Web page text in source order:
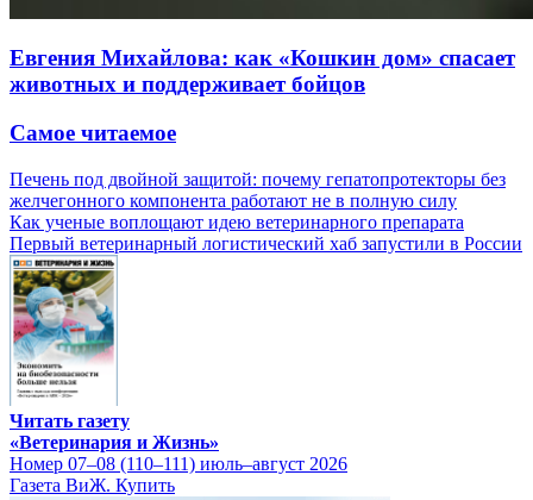
Евгения Михайлова: как «Кошкин дом» спасает
животных и поддерживает бойцов
Самое читаемое
Печень под двойной защитой: почему гепатопротекторы без
желчегонного компонента работают не в полную силу
Как ученые воплощают идею ветеринарного препарата
Первый ветеринарный логистический хаб запустили в России
Читать газету
«Ветеринария и Жизнь»
Номер 07–08 (110–111) июль–август 2026
Газета ВиЖ. Купить